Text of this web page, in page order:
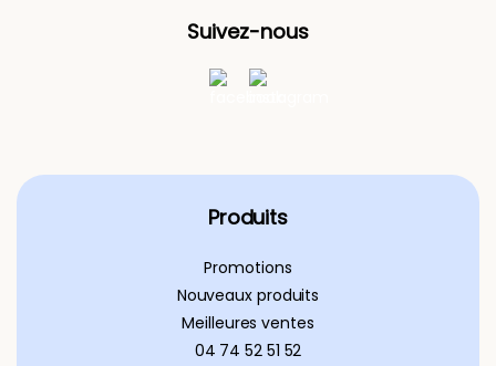
Suivez-nous
Produits
Promotions
Nouveaux produits
Meilleures ventes
04 74 52 51 52